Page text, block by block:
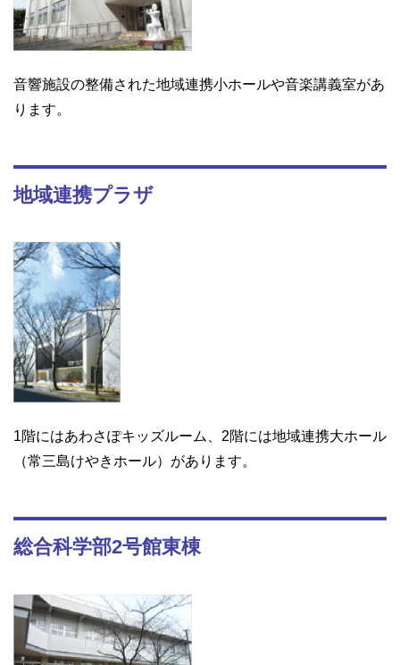
音響施設の整備された地域連携小ホールや音楽講義室があ
ります。
地域連携プラザ
1階にはあわさぽキッズルーム、2階には地域連携大ホール
（常三島けやきホール）があります。
総合科学部2号館東棟